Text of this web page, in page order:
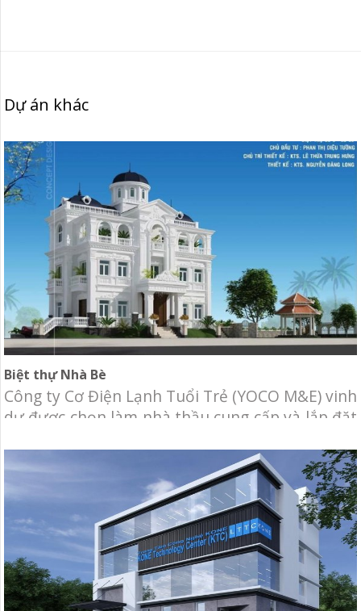
Dự án khác
Biệt thự Nhà Bè
Công ty Cơ Điện Lạnh Tuổi Trẻ (YOCO M&E) vinh
dự được chọn làm nhà thầu cung cấp và lắp đặt
cho biệt thự Nhà Bè. Địa điểm: Khu Cotec, Nhà
Bè, Tp.HCM. Hạng mục: Cung cấp và thi công hệ
thống cơ điện lạnh, bao gồm: Hệ